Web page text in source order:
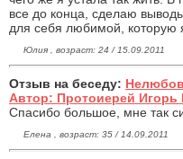
все до конца, сделаю
для себя любимой, которую
Юлия , возраст: 24 / 15.09.2011
Отзыв на беседу:
Автор: Протоиерей Игорь
Спасибо большое, мне так
Елена , возраст: 35 / 14.09.2011